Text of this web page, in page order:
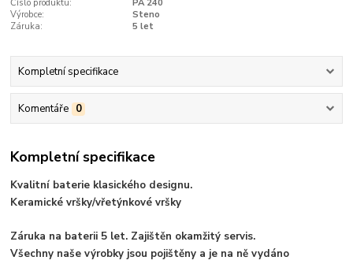
Číslo produktu:
PA 240
Výrobce:
Steno
Záruka:
5 let
Kompletní specifikace
Komentáře 0
Kompletní specifikace
Kvalitní baterie klasického designu.
Keramické vršky/vřetýnkové vršky
Záruka na baterii 5 let. Zajištěn okamžitý servis.
Všechny naše výrobky jsou pojištěny a je na ně vydáno